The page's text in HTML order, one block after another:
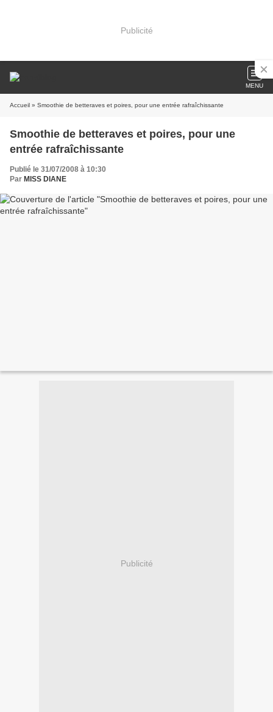
Publicité
MENU
Accueil » Smoothie de betteraves et poires, pour une entrée rafraîchissante
Smoothie de betteraves et poires, pour une
entrée rafraîchissante
Publié le 31/07/2008 à 10:30
Par MISS DIANE
Publicité